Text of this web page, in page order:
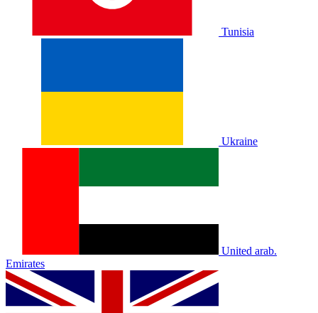
Tunisia
Ukraine
United arab.
Emirates